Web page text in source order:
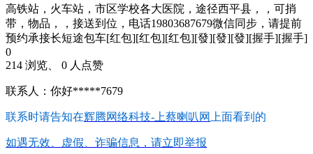
高铁站，火车站，市区学校各大医院，途径西平县，，可捎
带，物品，，接送到位，电话19803687679微信同步，请提前
预约承接长短途包车[红包][红包][红包][發][發][發][握手][握手]
0
214 浏览、 0 人点赞
联系人：你好*****7679
联系时请告知在辉腾网络科技-上蔡喇叭网 上面看到的
如遇无效、虚假、诈骗信息，请立即举报